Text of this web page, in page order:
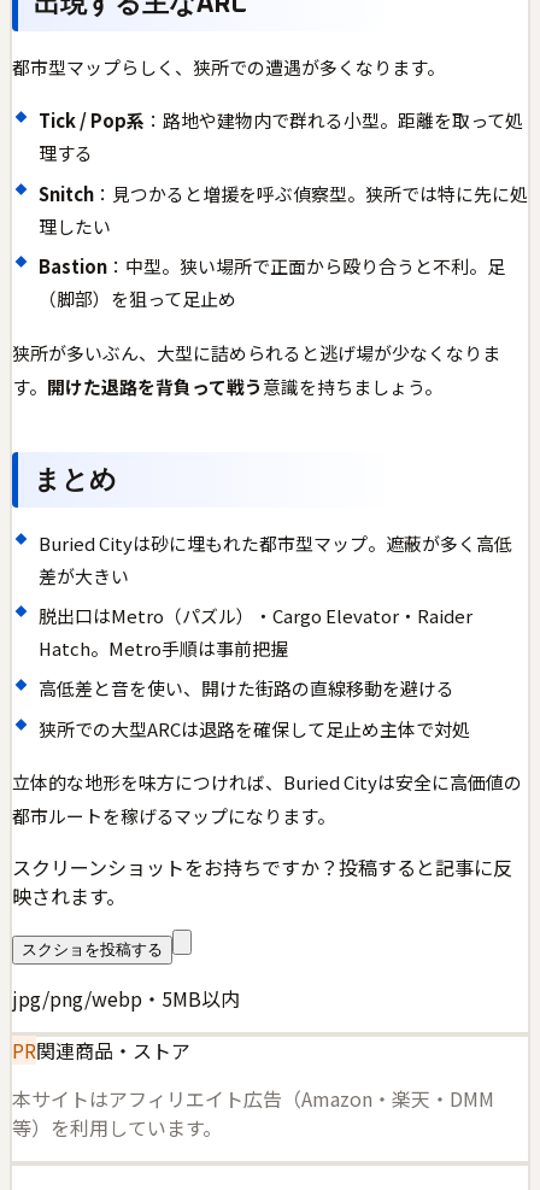
都市型マップらしく、狭所での遭遇が多くなります。
Tick / Pop系 ：路地や建物内で群れる小型。距離を取って処
理する
Snitch：見つかると増援を呼ぶ偵察型。狭所では特に先に処
理したい
Bastion：中型。狭い場所で正面から殴り合うと不利。足
（脚部）を狙って足止め
狭所が多いぶん、大型に詰められると逃げ場が少なくなりま
す。 開けた退路を背負って戦う意識を持ちましょう。
まとめ
Buried Cityは砂に埋もれた都市型マップ。遮蔽が多く高低
差が大きい
脱出口はMetro（パズル）・Cargo Elevator・Raider
Hatch。Metro手順は事前把握
高低差と音を使い、開けた街路の直線移動を避ける
狭所での大型ARCは退路を確保して足止め主体で対処
立体的な地形を味方につければ、Buried Cityは安全に高価値の
都市ルートを稼げるマップになります。
スクリーンショットをお持ちですか？投稿すると記事に反
映されます。
スクショを投稿する
jpg/png/webp・5MB以内
PR関連商品・ストア
本サイトはアフィリエイト広告（Amazon・楽天・DMM
等）を利用しています。